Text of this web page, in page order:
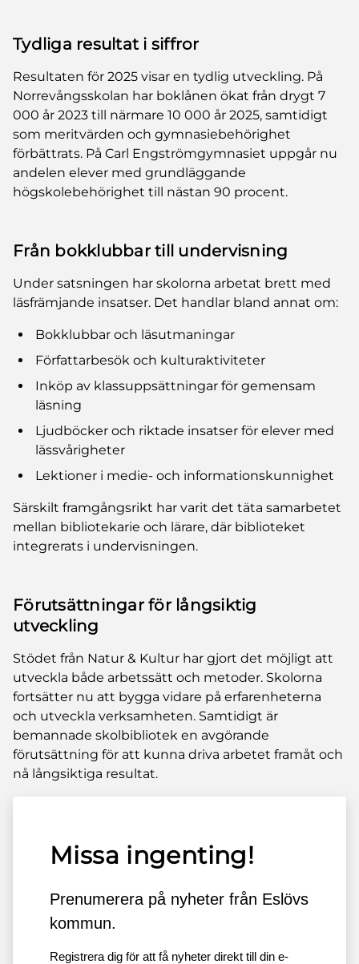
Tydliga resultat i siffror
Resultaten för 2025 visar en tydlig utveckling. På
Norrevångsskolan har boklånen ökat från drygt 7
000 år 2023 till närmare 10 000 år 2025, samtidigt
som meritvärden och gymnasiebehörighet
förbättrats. På Carl Engströmgymnasiet uppgår nu
andelen elever med grundläggande
högskolebehörighet till nästan 90 procent.
Från bokklubbar till undervisning
Under satsningen har skolorna arbetat brett med
läsfrämjande insatser. Det handlar bland annat om:
Bokklubbar och läsutmaningar
Författarbesök och kulturaktiviteter
Inköp av klassuppsättningar för gemensam
läsning
Ljudböcker och riktade insatser för elever med
lässvårigheter
Lektioner i medie- och informationskunnighet
Särskilt framgångsrikt har varit det täta samarbetet
mellan bibliotekarie och lärare, där biblioteket
integrerats i undervisningen.
Förutsättningar för långsiktig
utveckling
Stödet från Natur & Kultur har gjort det möjligt att
utveckla både arbetssätt och metoder. Skolorna
fortsätter nu att bygga vidare på erfarenheterna
och utveckla verksamheten. Samtidigt är
bemannade skolbibliotek en avgörande
förutsättning för att kunna driva arbetet framåt och
nå långsiktiga resultat.
Missa ingenting!
Prenumerera på nyheter från Eslövs
kommun.
Registrera dig för att få nyheter direkt till din e-